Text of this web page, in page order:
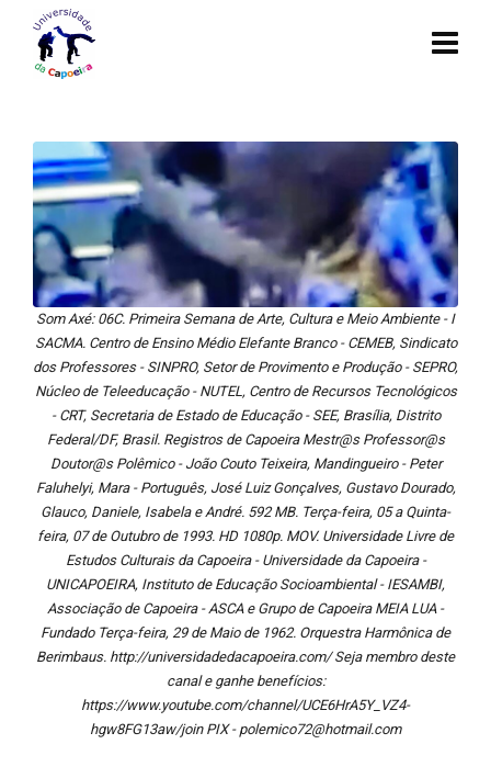
Som Axé: 06C. Primeira Semana de Arte, Cultura e Meio Ambiente - I
SACMA. Centro de Ensino Médio Elefante Branco - CEMEB, Sindicato
dos Professores - SINPRO, Setor de Provimento e Produção - SEPRO,
Núcleo de Teleeducação - NUTEL, Centro de Recursos Tecnológicos
- CRT, Secretaria de Estado de Educação - SEE, Brasília, Distrito
Federal/DF, Brasil. Registros de Capoeira Mestr@s Professor@s
Doutor@s Polêmico - João Couto Teixeira, Mandingueiro - Peter
Faluhelyi, Mara - Português, José Luiz Gonçalves, Gustavo Dourado,
Glauco, Daniele, Isabela e André. 592 MB. Terça-feira, 05 a Quinta-
feira, 07 de Outubro de 1993. HD 1080p. MOV. Universidade Livre de
Estudos Culturais da Capoeira - Universidade da Capoeira -
UNICAPOEIRA, Instituto de Educação Socioambiental - IESAMBI,
Associação de Capoeira - ASCA e Grupo de Capoeira MEIA LUA -
Fundado Terça-feira, 29 de Maio de 1962. Orquestra Harmônica de
Berimbaus. http://universidadedacapoeira.com/ Seja membro deste
canal e ganhe benefícios:
https://www.youtube.com/channel/UCE6HrA5Y_VZ4-
hgw8FG13aw/join PIX - polemico72@hotmail.com